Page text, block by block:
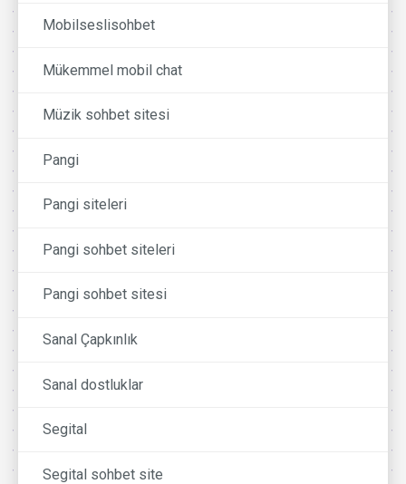
Mobilseslisohbet
Mükemmel mobil chat
Müzik sohbet sitesi
Pangi
Pangi siteleri
Pangi sohbet siteleri
Pangi sohbet sitesi
Sanal Çapkınlık
Sanal dostluklar
Segital
Segital sohbet site